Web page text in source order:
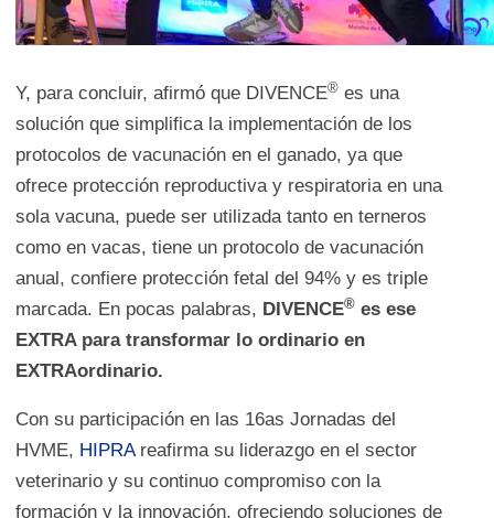
Y, para concluir, afirmó que DIVENCE®es una
solución que simplifica la implementación de los
protocolos de vacunación en el ganado, ya que
ofrece protección reproductiva y respiratoria en una
sola vacuna, puede ser utilizada tanto en terneros
como en vacas, tiene un protocolo de vacunación
anual, confiere protección fetal del 94% y es triple
marcada. En pocas palabras, DIVENCE®es ese
EXTRA para transformar lo ordinario en
EXTRAordinario.
Con su participación en las 16as Jornadas del
HVME, HIPRAreafirma su liderazgo en el sector
veterinario y su continuo compromiso con la
formación y la innovación, ofreciendo soluciones de